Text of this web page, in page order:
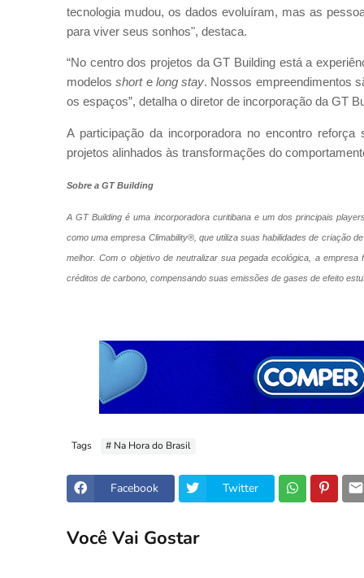
tecnologia mudou, os dados evoluíram, mas as
para viver seus sonhos", destaca.
“No centro dos projetos da GT Building está a
modelosshort e long stay. Nossos empreendimentos
os espaços”, detalha o diretor de incorporação da GT
A participação da incorporadora no encontro
projetos alinhados às transformações do
Sobre a GT Building
A GT Building é uma incorporadora curitibana e um dos principais
como uma empresa Climability®, que utiliza suas habilidades de criação
melhor. Com o objetivo de neutralizar sua pegada ecológica, a
créditos de carbono, compensando suas emissões de gases de efeito
Tags # Na Hora do Brasil
Facebook Twitter
Você Vai Gostar